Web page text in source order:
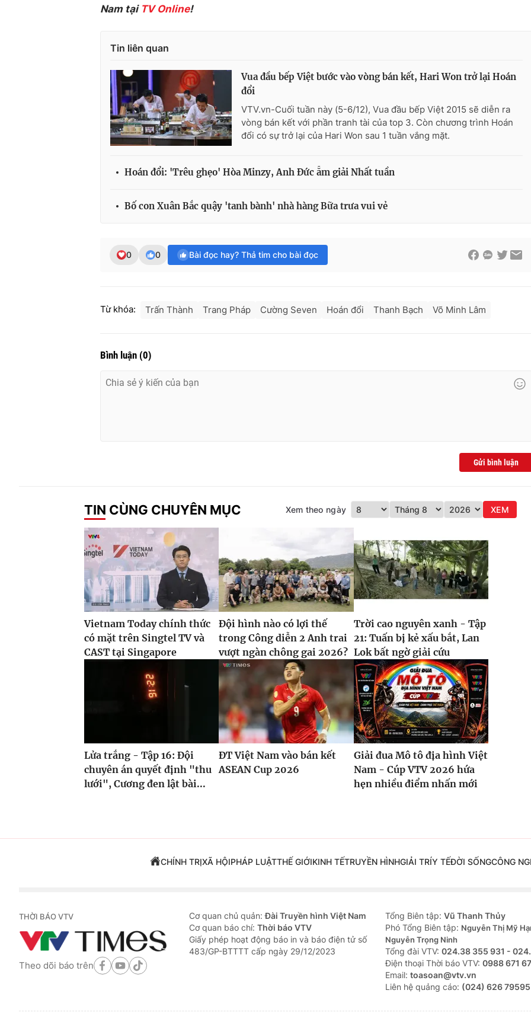
Nam tại TV Online!
Tin liên quan
Vua đầu bếp Việt bước vào vòng bán kết, Hari Won trở lại Hoán
đổi
VTV.vn-Cuối tuần này (5-6/12), Vua đầu bếp Việt 2015 sẽ diễn ra
vòng bán kết với phần tranh tài của top 3. Còn chương trình Hoán
đổi có sự trở lại của Hari Won sau 1 tuần vắng mặt.
Hoán đổi: 'Trêu ghẹo' Hòa Minzy, Anh Đức ẵm giải Nhất tuần
Bố con Xuân Bắc quậy 'tanh bành' nhà hàng Bữa trưa vui vẻ
0 0 Bài đọc hay? Thả tim cho bài đọc
Từ khóa: Trấn Thành Trang Pháp Cường Seven Hoán đổi Thanh Bạch Võ Minh Lâm
Bình luận (0)
Gửi bình luận
TIN CÙNG CHUYÊN MỤC Xem theo ngày XEM
Vietnam Today chính thức
có mặt trên Singtel TV và
CAST tại Singapore
Đội hình nào có lợi thế
trong Công diễn 2 Anh trai
vượt ngàn chông gai 2026?
Trời cao nguyên xanh - Tập
21: Tuấn bị kẻ xấu bắt, Lan
Lok bất ngờ giải cứu
Lửa trắng - Tập 16: Đội
chuyên án quyết định "thu
lưới", Cương đen lật bài...
ĐT Việt Nam vào bán kết
ASEAN Cup 2026
Giải đua Mô tô địa hình Việt
Nam - Cúp VTV 2026 hứa
hẹn nhiều điểm nhấn mới
CHÍNH TRỊXÃ HỘIPHÁP LUẬTTHẾ GIỚIKINH TẾTRUYỀN HÌNHGIẢI TRÍY TẾĐỜI SỐNGCÔNG
THỜI BÁO VTV
Theo dõi báo trên
Cơ quan chủ quản:Đài Truyền hình Việt Nam
Cơ quan báo chí: Thời báo VTV
Giấy phép hoạt động báo in và báo điện tử số
483/GP-BTTTT cấp ngày 29/12/2023
Tổng Biên tập: Vũ Thanh Thủy
Phó Tổng Biên tập: Nguyễn Thị Mỹ
Nguyễn Trọng Ninh
Tổng đài VTV: 024.38 355 931 -
Ðiện thoại Thời báo VTV: 0988 671
Email: toasoan@vtv.vn
Liên hệ quảng cáo: (024) 626 79595